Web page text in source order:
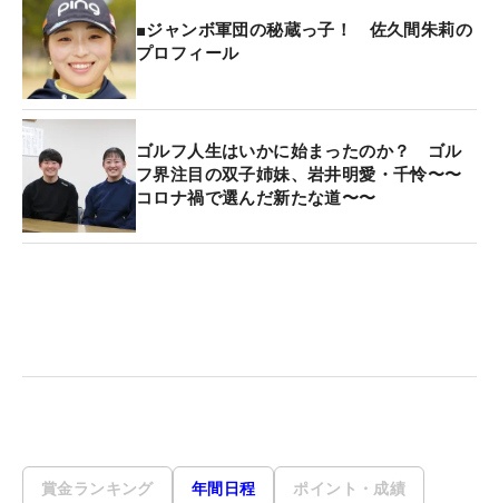
■ジャンボ軍団の秘蔵っ子！ 佐久間朱莉の
プロフィール
ゴルフ人生はいかに始まったのか？ ゴル
フ界注目の双子姉妹、岩井明愛・千怜〜〜
コロナ禍で選んだ新たな道〜〜
賞金ランキング 年間日程 ポイント・成績